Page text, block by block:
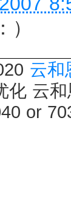
云和
化 云
or